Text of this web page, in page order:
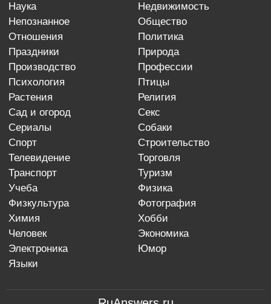
наука
недвижимость
непознанное
общество
отношения
политика
праздники
природа
производство
профессии
психология
птицы
растения
религия
сад и огород
секс
сериалы
собаки
спорт
строительство
телевидение
торговля
транспорт
туризм
учеба
физика
физкультура
фотография
химия
хобби
человек
экономика
электроника
юмор
языки